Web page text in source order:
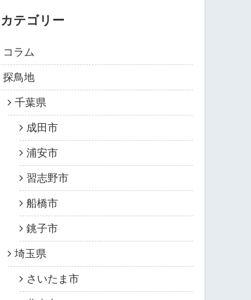
カテゴリー
コラム
探鳥地
千葉県
成田市
浦安市
習志野市
船橋市
銚子市
埼玉県
さいたま市